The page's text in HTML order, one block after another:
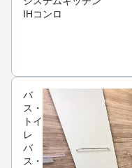
IHコンロ
バ
ス・
トイ
レ
バ
ス・